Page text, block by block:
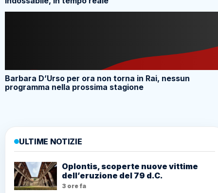
Barbara D’Urso per ora non torna in Rai, nessun
programma nella prossima stagione
ULTIME NOTIZIE
Oplontis, scoperte nuove vittime
dell’eruzione del 79 d.C.
3 ore fa